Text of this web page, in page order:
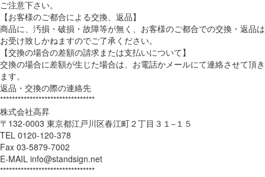
ご注意下さい。
【お客様のご都合による交換、返品】
商品に、汚損・破損・故障等が無く、お客様のご都合での交換・返品は
お受け致しかねますのでご了承ください。
【交換の場合の差額の請求または支払いについて】
交換の場合に差額が生じた場合は、お電話かメールにて連絡させて頂き
ます。
返品・交換の際の連絡先
********************************
株式会社高昇
〒132-0003 東京都江戸川区春江町２丁目３１−１５
TEL 0120-120-378
Fax 03-5879-7002
E-MAIL info@standsign.net
********************************